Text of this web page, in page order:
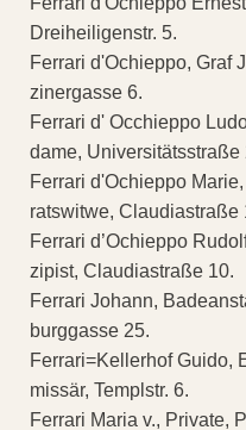
Dreiheiligenstr. 5.
Ferrari d'Ochieppo, Graf
zinergasse 6.
Ferrari d' Occhieppo
dame, Universitätsstraße
Ferrari d'Ochieppo
ratswitwe, Claudiastraße
Ferrari d’Ochieppo
zipist, Claudiastraße 10.
Ferrari Johann,
burggasse 25.
Ferrari=Kellerhof Guido,
missär, Templstr. 6.
Ferrari Maria v., Private,